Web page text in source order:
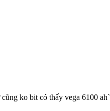
ko bit có thấy vega 6100 ah`